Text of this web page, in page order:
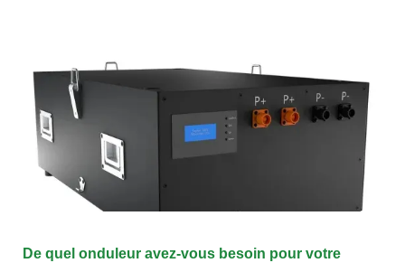
De quel onduleur avez-vous besoin pour votre